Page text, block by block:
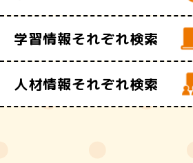
学習情報それぞれ検索
人材情報それぞれ検索